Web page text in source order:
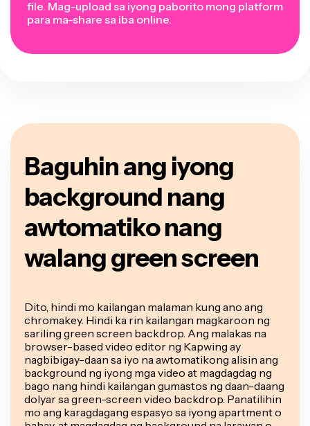
file. Mag-upload sa iyong paborito mong platform
para ma-share sa iba online.
Baguhin ang iyong
background nang
awtomatiko nang
walang green screen
Dito, hindi mo kailangan malaman kung ano ang
chromakey. Hindi ka rin kailangan magkaroon ng
sariling green screen backdrop. Ang malakas na
browser-based video editor ng Kapwing ay
nagbibigay-daan sa iyo na awtomatikong alisin ang
background ng iyong mga video at magdagdag ng
bago nang hindi kailangan gumastos ng daan-daang
dolyar sa green-screen video backdrop. Panatilihin
mo ang karagdagang espasyo sa iyong apartment o